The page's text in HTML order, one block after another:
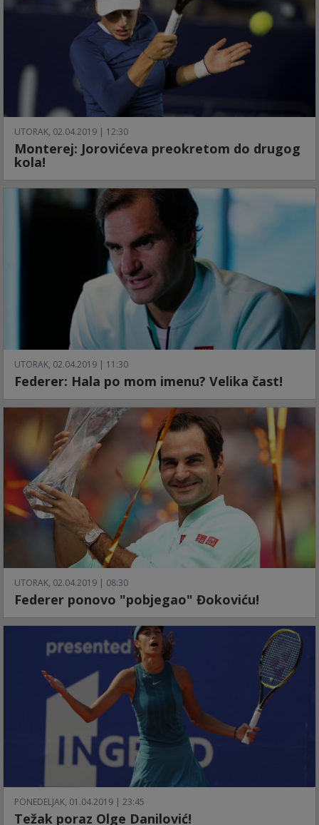
UTORAK, 02.04.2019 | 12:30
Monterej: Jorovićeva preokretom do drugog
kola!
UTORAK, 02.04.2019 | 11:30
Federer: Hala po mom imenu? Velika čast!
UTORAK, 02.04.2019 | 08:30
Federer ponovo "pobjegao" Đokoviću!
PONEDELJAK, 01.04.2019 | 23:45
Težak poraz Olge Danilović!